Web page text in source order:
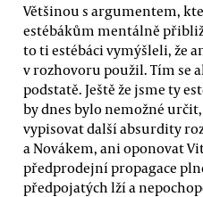
Většinou s argumentem,
estébákům mentálně
to ti estébáci vymýšleli, že
v rozhovoru použil. Tím se
podstatě. Ještě že jsme ty
by dnes bylo nemožné
vypisovat další absurdity
a Novákem, ani oponovat
předprodejní propagace
předpojatých lží a